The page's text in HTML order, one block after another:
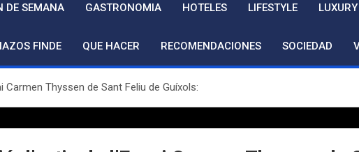
DE SEMANA GASTRONOMIA HOTELES LIFESTYLE LUXURY
FINDE QUE HACER RECOMENDACIONES SOCIEDAD
Carmen Thyssen de Sant Feliu de Guíxols: